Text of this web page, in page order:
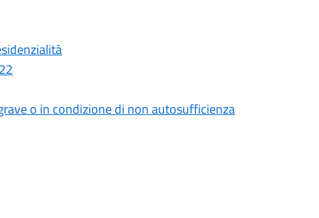
o in condizione di non autosufficienza